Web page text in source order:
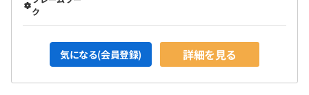
ク
気になる(会員登録) 詳細を見る